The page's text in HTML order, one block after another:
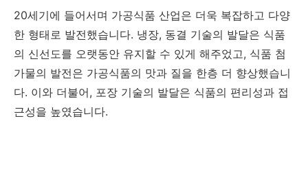
20세기에 들어서며 가공식품 산업은 더욱 복잡하고 다양
한 형태로 발전했습니다. 냉장, 동결 기술의 발달은 식품
의 신선도를 오랫동안 유지할 수 있게 해주었고, 식품 첨
가물의 발전은 가공식품의 맛과 질을 한층 더 향상했습니
다. 이와 더불어, 포장 기술의 발달은 식품의 편리성과 접
근성을 높였습니다.